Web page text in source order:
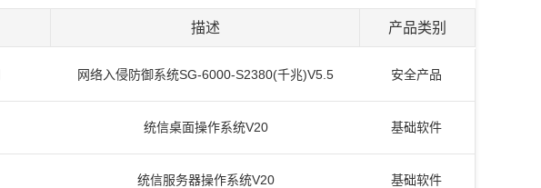
描述 产品类别
网络入侵防御系统SG-6000-S2380(千兆)V5.5 安全产品
统信桌面操作系统V20 基础软件
统信服务器操作系统V20 基础软件